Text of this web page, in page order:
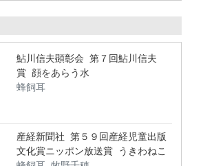
鮎川信夫顕彰会 第７回鮎川信夫
賞 顔をあらう水
蜂飼耳
産経新聞社 第５９回産経児童出版
文化賞ニッポン放送賞 うきわねこ